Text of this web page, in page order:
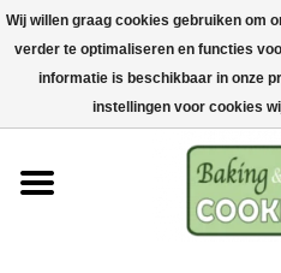
Startseite
Koch-&Backutensilien
Maschinen & Teile
Wij willen graag cookies gebruiken om
verder te optimaliseren en functies
informatie is beschikbaar in onze
instellingen voor cookies